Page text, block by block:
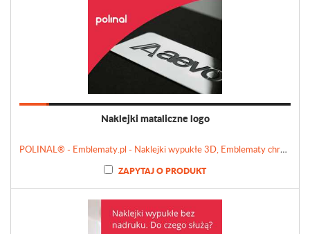
Naklejki mataliczne logo
POLINAL® - Emblematy.pl - Naklejki wypukłe 3D, Emblematy chromowane, Tabliczki, Etykiety
ZAPYTAJ O PRODUKT